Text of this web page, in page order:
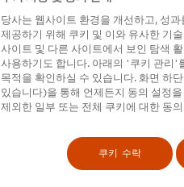
NGO, 통신사, 지갑 제공업체
연합을 출범하여 생태계 전반
전반적인 금융 건전성과 충격
했습니다. 저희의 목표는 혁신
지식을 갖춘 환경을 조성하는
당사는 웹사이트 환경을 개선하고, 성
제공하기 위해 쿠키 및 이와 유사한 기
사이트 및 다른 사이트에서 보인 탐색
사용하기도 합니다. 아래의 '쿠키 관리'
목적을 확인하실 수 있습니다. 화면 하
있습니다)을 통해 언제든지 동의 설정
제외한 일부 또는 전체 쿠키에 대한 동
쿠키 수락